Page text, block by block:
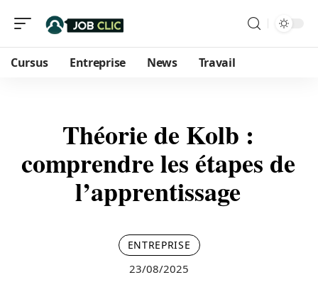
Cursus Entreprise News Travail
Théorie de Kolb :
comprendre les étapes de
l’apprentissage
ENTREPRISE
23/08/2025